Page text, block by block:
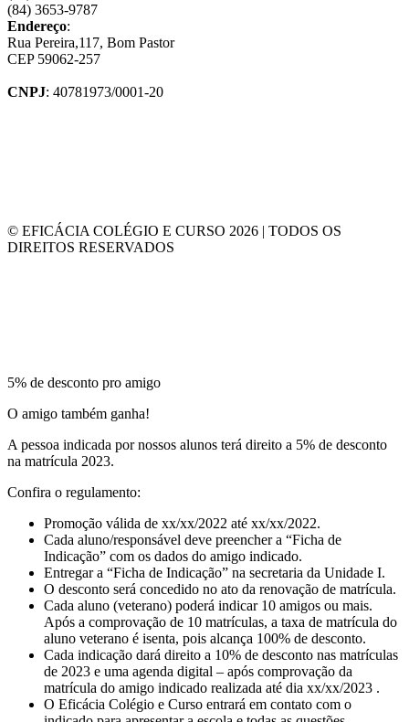
(84) 3653-9787
Endereço:
Rua Pereira,117, Bom Pastor
CEP 59062-257
CNPJ: 40781973/0001-20
© EFICÁCIA COLÉGIO E CURSO 2026 | TODOS OS
DIREITOS RESERVADOS
5% de desconto pro amigo
O amigo também ganha!
A pessoa indicada por nossos alunos terá direito a 5% de desconto
na matrícula 2023.
Confira o regulamento:
Promoção válida de xx/xx/2022 até xx/xx/2022.
Cada aluno/responsável deve preencher a “Ficha de
Indicação” com os dados do amigo indicado.
Entregar a “Ficha de Indicação” na secretaria da Unidade I.
O desconto será concedido no ato da renovação de matrícula.
Cada aluno (veterano) poderá indicar 10 amigos ou mais.
Após a comprovação de 10 matrículas, a taxa de matrícula do
aluno veterano é isenta, pois alcança 100% de desconto.
Cada indicação dará direito a 10% de desconto nas matrículas
de 2023 e uma agenda digital – após comprovação da
matrícula do amigo indicado realizada até dia xx/xx/2023 .
O Eficácia Colégio e Curso entrará em contato com o